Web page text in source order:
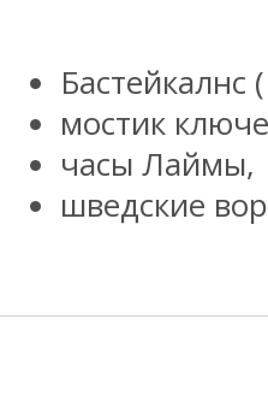
Бастейкалнс
мостик
часы Лаймы,
шведские